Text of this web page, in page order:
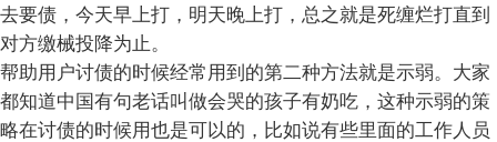
去要债，今天早上打，明天晚上打，总之就是死缠烂打直到
对方缴械投降为止。
帮助用户讨债的时候经常用到的第二种方法就是示弱。大家
都知道中国有句老话叫做会哭的孩子有奶吃，这种示弱的策
略在讨债的时候用也是可以的，比如说有些里面的工作人员